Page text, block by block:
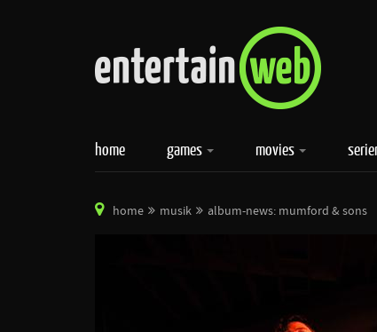
home games movies
home musik album-news: mumford & sons